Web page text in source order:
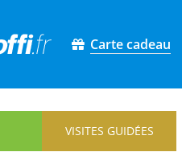
Carte cadeau
VISITES GUIDÉES